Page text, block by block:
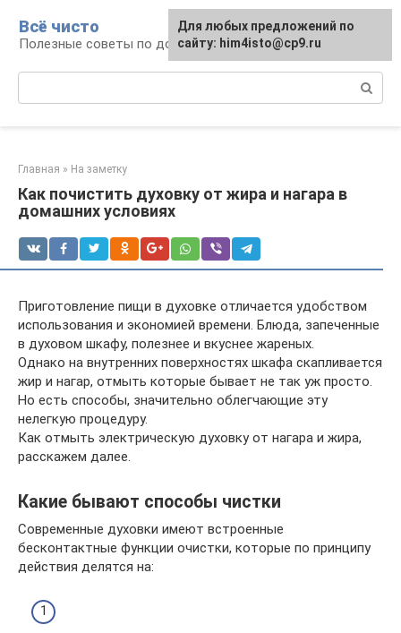
контенту
Всё чисто
Полезные советы по домоводству
Главная » На заметку
Как почистить духовку от жира и нагара в
домашних условиях
Приготовление пищи в духовке отличается удобством
использования и экономией времени. Блюда, запеченные
в духовом шкафу, полезнее и вкуснее жареных.
Однако на внутренних поверхностях шкафа скапливается
жир и нагар, отмыть которые бывает не так уж просто.
Но есть способы, значительно облегчающие эту
нелегкую процедуру.
Как отмыть электрическую духовку от нагара и жира,
расскажем далее.
Какие бывают способы чистки
Современные духовки имеют встроенные
бесконтактные функции очистки, которые по принципу
действия делятся на:
Для любых предложений по
сайту: him4isto@cp9.ru